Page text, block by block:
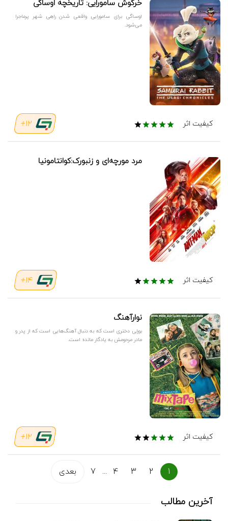
آخرین مطالب
خرگوش سامورایی: تاریخچه اوساگی
اوساگی برای سامورایی واقعی شدن راهی شهر پرماجرا
می‌شود.
کیفیت اثر 12+
مرد مورچه‌ای و زنبورک:کوانتامونیا
کیفیت اثر 14+
نوارآهنگ
بورلی دختری است که به دنبال آهنگ‌هایی است که از پدر و
مادر مرحومش به یادگار مانده است.
کیفیت اثر 12+
1
2
3
4
...
7 بعدی